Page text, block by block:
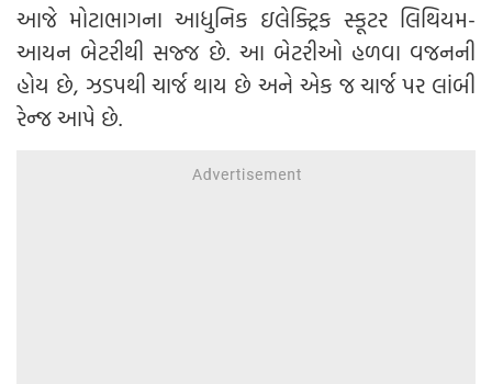
આજે મોટાભાગના આધુનિક ઇલેક્ટ્રિક સ્કૂટર લિથિયમ-
આયન બેટરીથી સજ્જ છે. આ બેટરીઓ હળવા વજનની
હોય છે, ઝડપથી ચાર્જ થાય છે અને એક જ ચાર્જ પર લાંબી
રેન્જ આપે છે.